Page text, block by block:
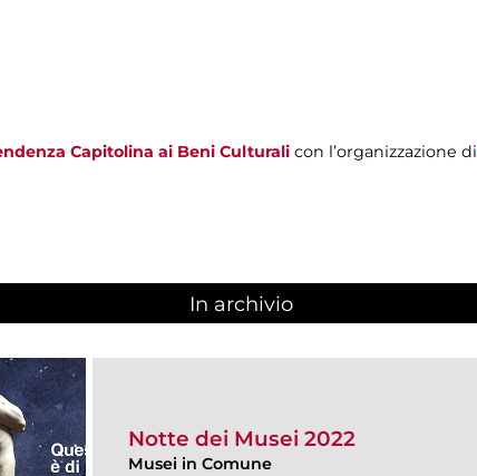
Capitolina ai Beni Culturali con l’organizzazione di
In archivio
Notte dei Musei 2022
Musei in Comune